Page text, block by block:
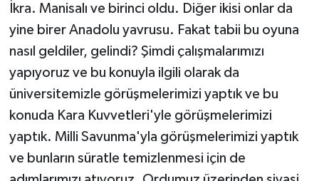
İkra. Manisalı ve birinci oldu. Diğer ikisi onlar da
yine birer Anadolu yavrusu. Fakat tabii bu oyuna
nasıl geldiler, gelindi? Şimdi çalışmalarımızı
yapıyoruz ve bu konuyla ilgili olarak da
üniversitemizle görüşmelerimizi yaptık ve bu
konuda Kara Kuvvetleri'yle görüşmelerimizi
yaptık. Milli Savunma'yla görüşmelerimizi yaptık
ve bunların süratle temizlenmesi için de